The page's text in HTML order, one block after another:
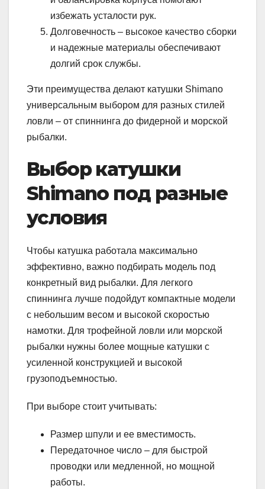
избежать усталости рук.
Долговечность – высокое качество сборки
и надежные материалы обеспечивают
долгий срок службы.
Эти преимущества делают катушки Shimano
универсальным выбором для разных стилей
ловли – от спиннинга до фидерной и морской
рыбалки.
Выбор катушки
Shimano под разные
условия
Чтобы катушка работала максимально
эффективно, важно подбирать модель под
конкретный вид рыбалки. Для легкого
спиннинга лучше подойдут компактные модели
с небольшим весом и высокой скоростью
намотки. Для трофейной ловли или морской
рыбалки нужны более мощные катушки с
усиленной конструкцией и высокой
грузоподъемностью.
При выборе стоит учитывать:
Размер шпули и ее вместимость.
Передаточное число – для быстрой
проводки или медленной, но мощной
работы.